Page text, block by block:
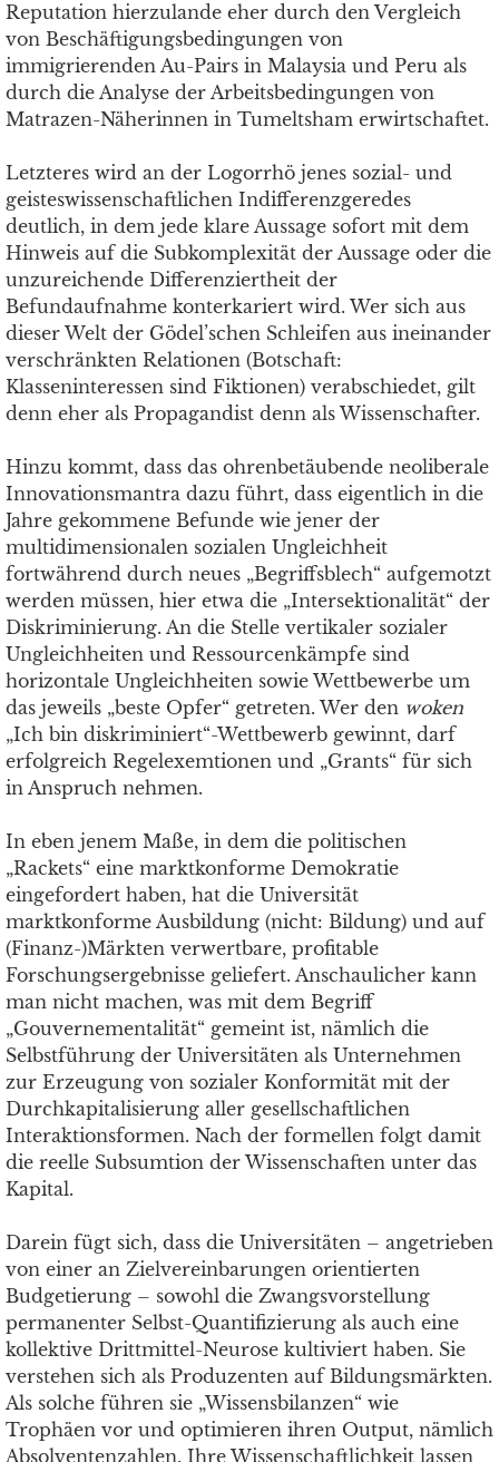
Reputation hierzulande eher durch den Vergleich
von Beschäftigungsbedingungen von
immigrierenden Au-Pairs in Malaysia und Peru als
durch die Analyse der Arbeitsbedingungen von
Matrazen-Näherinnen in Tumeltsham erwirtschaftet.
Letzteres wird an der Logorrhö jenes sozial- und
geisteswissenschaftlichen Indifferenzgeredes
deutlich, in dem jede klare Aussage sofort mit dem
Hinweis auf die Subkomplexität der Aussage oder die
unzureichende Differenziertheit der
Befundaufnahme konterkariert wird. Wer sich aus
dieser Welt der Gödel’schen Schleifen aus ineinander
verschränkten Relationen (Botschaft:
Klasseninteressen sind Fiktionen) verabschiedet, gilt
denn eher als Propagandist denn als Wissenschafter.
Hinzu kommt, dass das ohrenbetäubende neoliberale
Innovationsmantra dazu führt, dass eigentlich in die
Jahre gekommene Befunde wie jener der
multidimensionalen sozialen Ungleichheit
fortwährend durch neues „Begriffsblech“ aufgemotzt
werden müssen, hier etwa die „Intersektionalität“ der
Diskriminierung. An die Stelle vertikaler sozialer
Ungleichheiten und Ressourcenkämpfe sind
horizontale Ungleichheiten sowie Wettbewerbe um
das jeweils „beste Opfer“ getreten. Wer den woken
„Ich bin diskriminiert“-Wettbewerb gewinnt, darf
erfolgreich Regelexemtionen und „Grants“ für sich
in Anspruch nehmen.
In eben jenem Maße, in dem die politischen
„Rackets“ eine marktkonforme Demokratie
eingefordert haben, hat die Universität
marktkonforme Ausbildung (nicht: Bildung) und auf
(Finanz-)Märkten verwertbare, profitable
Forschungsergebnisse geliefert. Anschaulicher kann
man nicht machen, was mit dem Begriff
„Gouvernementalität“ gemeint ist, nämlich die
Selbstführung der Universitäten als Unternehmen
zur Erzeugung von sozialer Konformität mit der
Durchkapitalisierung aller gesellschaftlichen
Interaktionsformen. Nach der formellen folgt damit
die reelle Subsumtion der Wissenschaften unter das
Kapital.
Darein fügt sich, dass die Universitäten – angetrieben
von einer an Zielvereinbarungen orientierten
Budgetierung – sowohl die Zwangsvorstellung
permanenter Selbst-Quantifizierung als auch eine
kollektive Drittmittel-Neurose kultiviert haben. Sie
verstehen sich als Produzenten auf Bildungsmärkten.
Als solche führen sie „Wissensbilanzen“ wie
Trophäen vor und optimieren ihren Output, nämlich
Absolventenzahlen. Ihre Wissenschaftlichkeit lassen